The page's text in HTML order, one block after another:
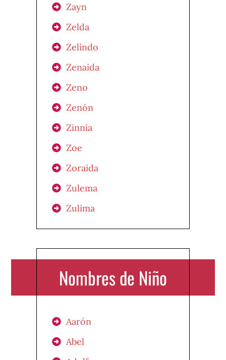
Zayn
Zelda
Zelindo
Zenaida
Zeno
Zenón
Zinnia
Zoe
Zoraida
Zulema
Zulima
Nombres de Niño
Aarón
Abel